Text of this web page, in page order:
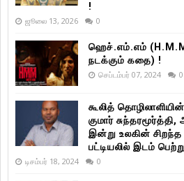
!
ஜூலை 13, 2026 0
ஹெச்.எம்.எம்
நடக்கும் கதை) !
செப்டம்பர் 07, 2024 0
கூலித்
குமார் சுந்தரமூர்த்தி,
இன்று உலகின்
பட்டியலில் இடம்
டிசம்பர் 18, 2024 0